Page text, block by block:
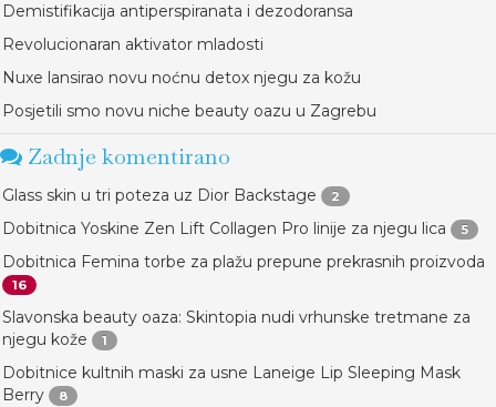
Demistifikacija antiperspiranata i dezodoransa
Revolucionaran aktivator mladosti
Nuxe lansirao novu noćnu detox njegu za kožu
Posjetili smo novu niche beauty oazu u Zagrebu
Zadnje komentirano
Glass skin u tri poteza uz Dior Backstage 2
Dobitnica Yoskine Zen Lift Collagen Pro linije za njegu lica 5
Dobitnica Femina torbe za plažu prepune prekrasnih proizvoda
16
Slavonska beauty oaza: Skintopia nudi vrhunske tretmane za
njegu kože
1
Dobitnice kultnih maski za usne Laneige Lip Sleeping Mask
Berry
8